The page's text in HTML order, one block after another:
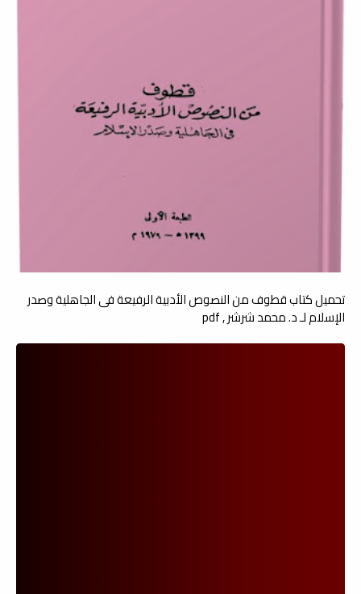
تحميل كتاب قطوف من النصوص الأدبية الرفيعة فى الجاهلية وصدر
الإسلام لـ د. محمد شرشر , pdf